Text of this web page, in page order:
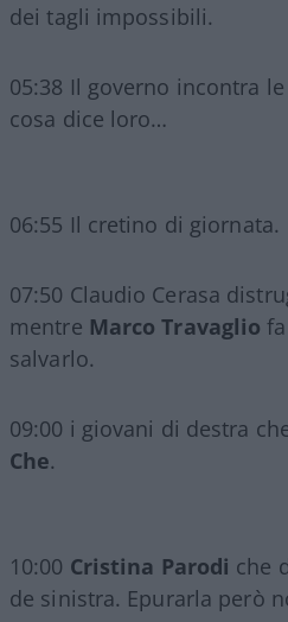
dei tagli impossibili.
05:38 Il governo incontra
cosa dice loro…
06:55 Il cretino di giornata.
07:50 Claudio Cerasa
mentre Marco Travaglio
salvarlo.
09:00 i giovani di destra
Che.
10:00 Cristina Parodi che
de sinistra. Epurarla però